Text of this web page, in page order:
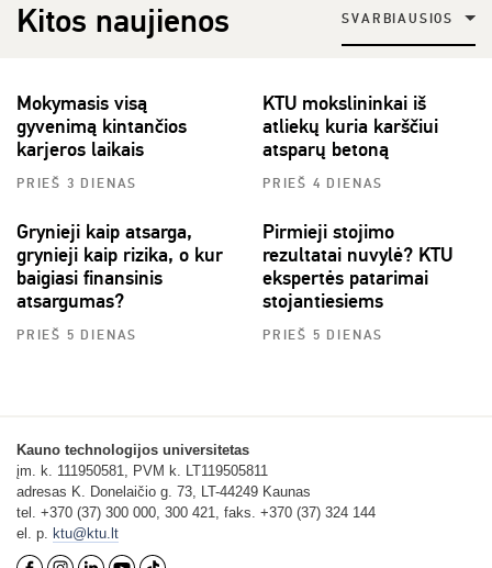
Kitos naujienos SVARBIAUSIOS
Mokymasis visą
gyvenimą kintančios
karjeros laikais
PRIEŠ 3 DIENAS
KTU mokslininkai iš
atliekų kuria karščiui
atsparų betoną
PRIEŠ 4 DIENAS
Grynieji kaip atsarga,
grynieji kaip rizika, o kur
baigiasi finansinis
atsargumas?
PRIEŠ 5 DIENAS
Pirmieji stojimo
rezultatai nuvylė? KTU
ekspertės patarimai
stojantiesiems
PRIEŠ 5 DIENAS
Kauno technologijos universitetas
įm. k. 111950581, PVM k. LT119505811
adresas K. Donelaičio g. 73, LT-44249 Kaunas
tel. +370 (37) 300 000, 300 421, faks. +370 (37) 324 144
el. p. ktu@ktu.lt